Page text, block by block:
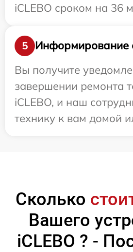
iCLEBO сроком на 36
5
Информирование
Вы получите
завершении ремонта
iCLEBO, и наш
технику к вам домой
Сколько
Вашего
iCLEBO ? -